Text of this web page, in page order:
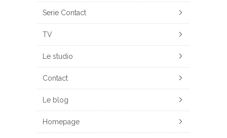
Serie Contact
TV
Le studio
Contact
Le blog
Homepage